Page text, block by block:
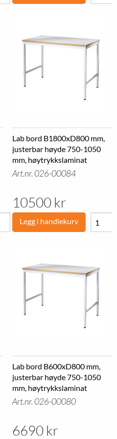
Lab bord B1800xD800 mm,
justerbar høyde 750-1050
mm, høytrykkslaminat
Art.nr. 026-00084
10500 kr
Legg i handlekurv
Lab bord B600xD800 mm,
justerbar høyde 750-1050
mm, høytrykkslaminat
Art.nr. 026-00080
6690 kr